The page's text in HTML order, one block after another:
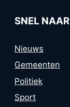
SNEL NAAR
Nieuws
Gemeenten
Politiek
Sport